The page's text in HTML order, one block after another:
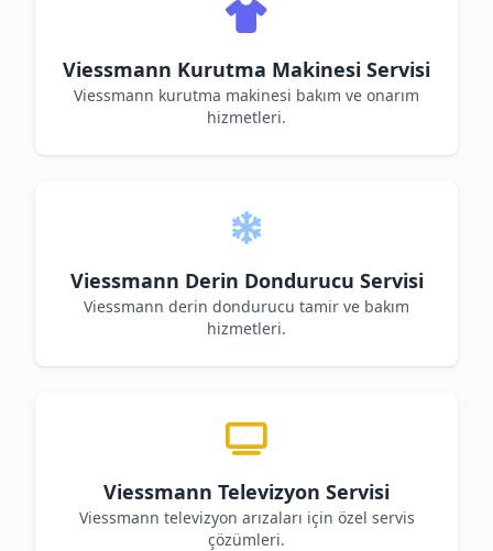
Viessmann Kurutma Makinesi Servisi
Viessmann kurutma makinesi bakım ve onarım
hizmetleri.
Viessmann Derin Dondurucu Servisi
Viessmann derin dondurucu tamir ve bakım
hizmetleri.
Viessmann Televizyon Servisi
Viessmann televizyon arızaları için özel servis
çözümleri.